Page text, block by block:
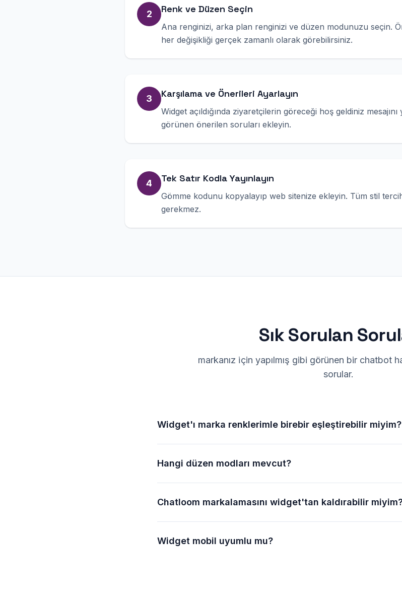
2 Renk ve Düzen Seçin
Ana renginizi, arka plan renginizi ve düzen modunuzu seçin.
her değişikliği gerçek zamanlı olarak görebilirsiniz.
3 Karşılama ve Önerileri Ayarlayın
Widget açıldığında ziyaretçilerin göreceği hoş geldiniz
görünen önerilen soruları ekleyin.
4 Tek Satır Kodla Yayınlayın
Gömme kodunu kopyalayıp web sitenize ekleyin. Tüm stil
gerekmez.
Sık Sorulan
markanız i̇çin yapılmış gibi görünen bir chatbot
sorular.
Widget'ı marka renklerimle birebir eşleştirebilir miyim?
Hangi düzen modları mevcut?
Chatloom markalamasını widget'tan kaldırabilir
Widget mobil uyumlu mu?